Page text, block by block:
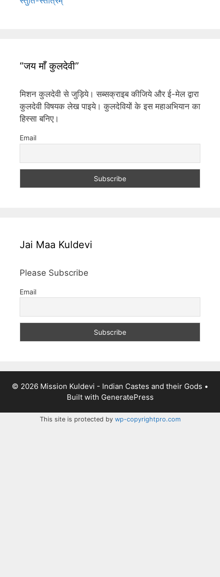
“जय माँ कुलदेवी”
मिशन कुलदेवी से जुड़िये। सब्सक्राइब कीजिये और ई-मेल द्वारा
कुलदेवी विषयक लेख पाइये। कुलदेवियों के इस महाअभियान का
हिस्सा बनिए।
Email
Jai Maa Kuldevi
Please Subscribe
Email
© 2026 Mission Kuldevi - Indian Castes and their Gods •
Built with GeneratePress
This site is protected by wp-copyrightpro.com